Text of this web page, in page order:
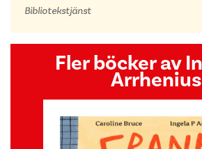
Bibliotekstjänst
Fler böcker av
Arrhenius